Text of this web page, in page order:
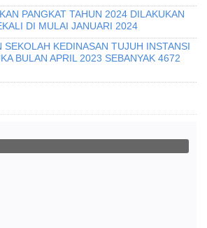
PANGKAT TAHUN 2024 DILAKUKAN
DI MULAI JANUARI 2024
SEKOLAH KEDINASAN TUJUH INSTANSI
BULAN APRIL 2023 SEBANYAK 4672